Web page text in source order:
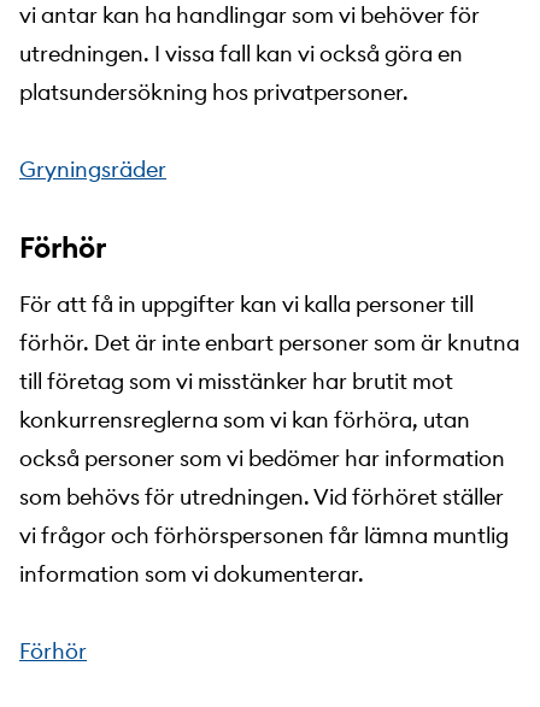
vi antar kan ha handlingar som vi behöver för
utredningen. I vissa fall kan vi också göra en
platsundersökning hos privatpersoner.
Gryningsräder
Förhör
För att få in uppgifter kan vi kalla personer till
förhör. Det är inte enbart personer som är knutna
till företag som vi misstänker har brutit mot
konkurrensreglerna som vi kan förhöra, utan
också personer som vi bedömer har information
som behövs för utredningen. Vid förhöret ställer
vi frågor och förhörspersonen får lämna muntlig
information som vi dokumenterar.
Förhör